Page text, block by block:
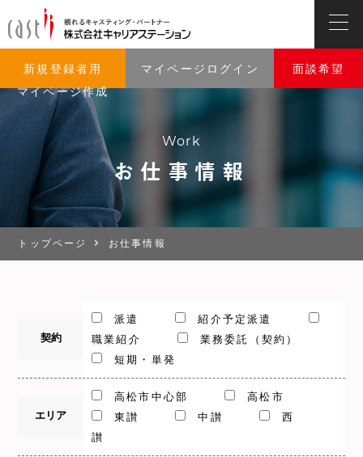
新規登録者用
マイページ作成
マイページログイン 面談希望
Work
お仕事情報
トップページ お仕事情報
契約
派遣
紹介予定派遣
職業紹介
業務委託（契約）
短期・単発
エリア
高松市中心部
高松市
東讃
中讃
西
讃